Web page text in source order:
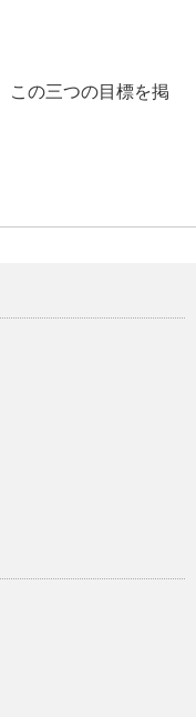
この三つの目標を掲